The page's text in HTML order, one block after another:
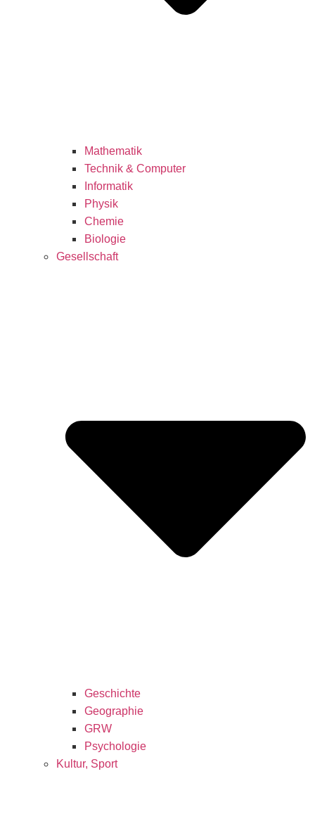
Mathematik
Technik & Computer
Informatik
Physik
Chemie
Biologie
Gesellschaft
Geschichte
Geographie
GRW
Psychologie
Kultur, Sport